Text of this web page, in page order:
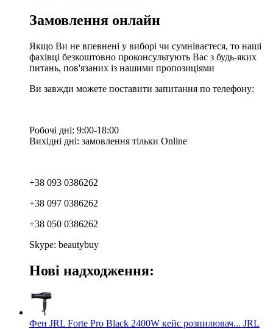
Замовлення онлайн
Якщо Ви не впевнені у виборі чи сумніваєтеся, то наші
фахівці безкоштовно проконсультують Вас з будь-яких
питань, пов'язаних із нашими пропозиціями
Ви завжди можете поставити запитання по телефону:
Робочі дні: 9:00-18:00
Вихідні дні: замовлення тільки Online
+38 093 0386262
+38 097 0386262
+38 050 0386262
Skype: beautybuy
Нові надходження:
Фен JRL Forte Pro Black 2400W кейс розпилювач... JRL